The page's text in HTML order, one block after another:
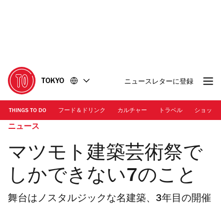
に
移
動
移
動
TOKYO ニュースレターに登録
THINGS TO DO フード＆ドリンク カルチャー トラベル ショッピ
ニュース
マツモト建築芸術祭で
しかできない7のこと
舞台はノスタルジックな名建築、3年目の開催